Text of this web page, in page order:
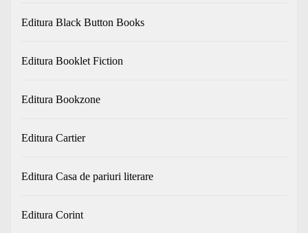
Editura Black Button Books
Editura Booklet Fiction
Editura Bookzone
Editura Cartier
Editura Casa de pariuri literare
Editura Corint